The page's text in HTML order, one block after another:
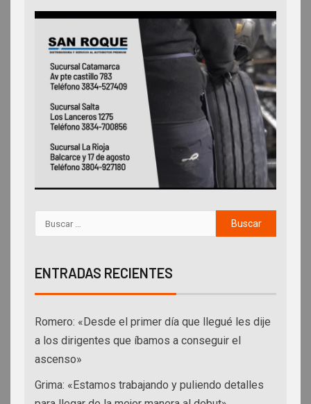
ENTRADAS RECIENTES
Romero: «Desde el primer día que llegué les dije
a los dirigentes que íbamos a conseguir el
ascenso»
Grima: «Estamos trabajando y puliendo detalles